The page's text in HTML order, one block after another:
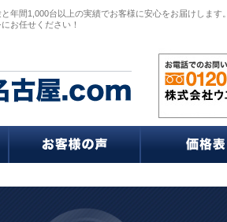
年間1,000台以上の実績でお客様に安心をお届けします。
お任せください！